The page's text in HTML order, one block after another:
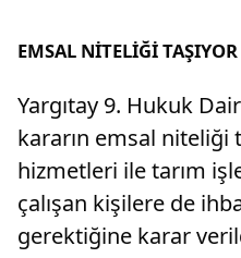
EMSAL NİTELİĞİ TAŞIYOR
Yargıtay 9. Hukuk
kararın emsal niteliği
hizmetleri ile tarım
çalışan kişilere de
gerektiğine karar